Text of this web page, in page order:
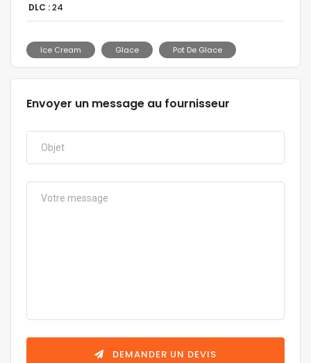
DLC :24
Ice Cream Glace Pot De Glace
Envoyer un message au fournisseur
DEMANDER UN DEVIS